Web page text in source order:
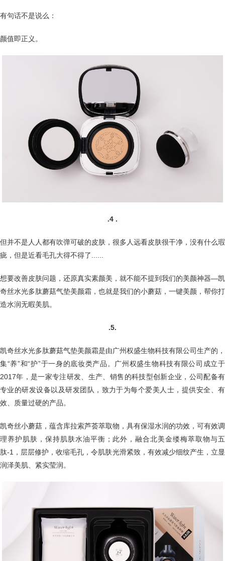
有句话不是说么：
颜值即正义。
.4 .
但并不是人人都有吹弹可破的皮肤，很多人远看皮肤很干净，没有什么瑕
疵，但是近看毛孔大得不得了......
想要改善皮肤问题，还原真实素颜美，就不能不提到我们的美颜神器—凯
奇丝水光多肽蘑菇气垫美颜霜，也就是我们的小蘑菇，一键美颜，帮你打
造水润无暇美肌。
.5.
凯奇丝水光多肽蘑菇气垫美颜霜是由广州权盛生物科技有限公司生产的，
集“养”和“护”于一身的底妆类产品。广州权盛生物科技有限公司成立于
2017年，是一家专注研发、生产、销售的科技型创新企业，公司配备有
专业的研发设备以及研发团队，致力于为每个爱美人士，提供安全、有
效、质量过硬的产品。
凯奇丝小蘑菇，蕴含库拉索芦荟萃取物，具有保湿水润的功效，可有效调
理养护肌肤，保持肌肤水油平衡；此外，融合北美金缕梅萃取物与五
肽-1，层层修护，收缩毛孔，令肌肤光滑紧致，有效减少细纹产生，立显
润泽美肌、紧实莹润。